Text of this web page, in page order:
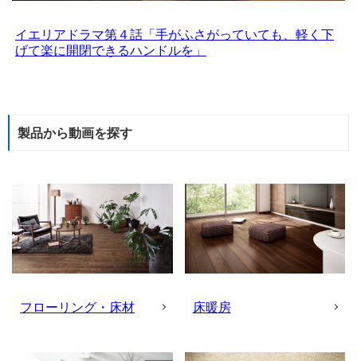
イエリアドラマ第４話「手がふさがっていても、軽く下
げて楽に開閉できるハンドルを」
製品から動画を探す
フローリング・床材 床暖房